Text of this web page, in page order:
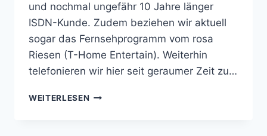
und nochmal ungefähr 10 Jahre länger
ISDN-Kunde. Zudem beziehen wir aktuell
sogar das Fernsehprogramm vom rosa
Riesen (T-Home Entertain). Weiterhin
telefonieren wir hier seit geraumer Zeit zu…
WEITERLESEN SCHLUSS M